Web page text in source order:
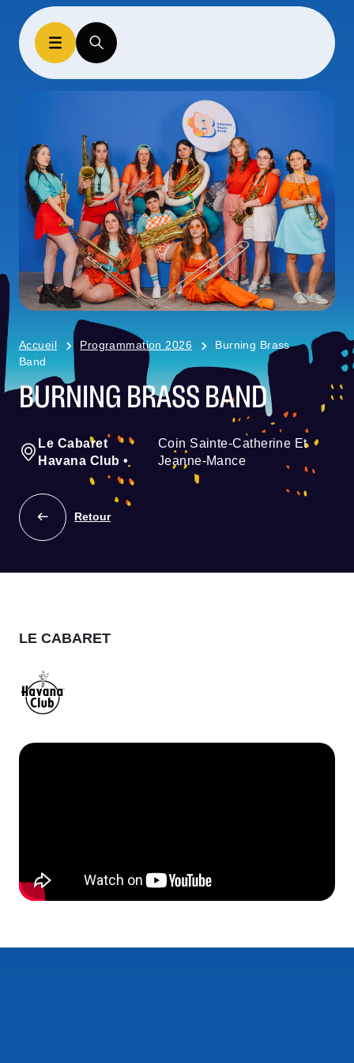
Accueil Programmation 2026
Burning Brass
Band
BURNING BRASS BAND
Le Cabaret
Havana Club •
Coin Sainte-Catherine Et
Jeanne-Mance
Retour
LE CABARET